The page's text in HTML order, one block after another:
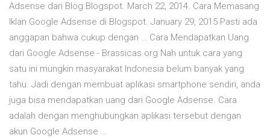
Adsense dari Blog Blogspot. March 22, 2014. Cara Memasang
Iklan Google Adsense di Blogspot. January 29, 2015 Pasti ada
anggapan bahwa cukup dengan … Cara Mendapatkan Uang
dari Google Adsense - Brassicas.org Nah untuk cara yang
satu ini mungkin masyarakat Indonesia belum banyak yang
tahu. Jadi dengan membuat aplikasi smartphone sendiri, anda
juga bisa mendapatkan uang dari Google Adsense. Cara
adalah dengan menghubungkan aplikasi tersebut dengan
akun Google Adsense …